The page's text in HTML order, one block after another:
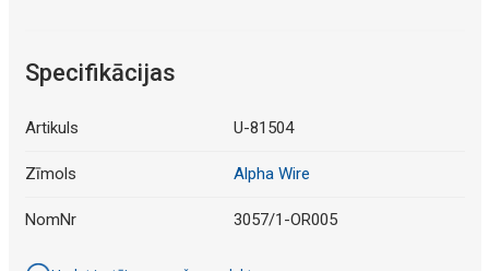
Specifikācijas
Artikuls U-81504
Zīmols Alpha Wire
NomNr 3057/1-OR005